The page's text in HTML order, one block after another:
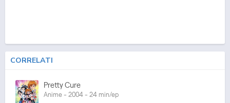
CORRELATI
Pretty Cure
Anime - 2004 - 24 min/ep